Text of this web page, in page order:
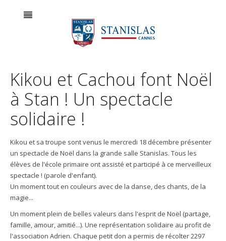
Kikou et Cachou font Noël
à Stan ! Un spectacle
solidaire !
Kikou et sa troupe sont venus le mercredi 18 décembre présenter
un spectacle de Noël dans la grande salle Stanislas. Tous les
élèves de l'école primaire ont assisté et participé à ce merveilleux
spectacle ! (parole d'enfant).
Un moment tout en couleurs avec de la danse, des chants, de la
magie...
Un moment plein de belles valeurs dans l'esprit de Noël (partage,
famille, amour, amitié...). Une représentation solidaire au profit de
l'association Adrien. Chaque petit don a permis de récolter 2297